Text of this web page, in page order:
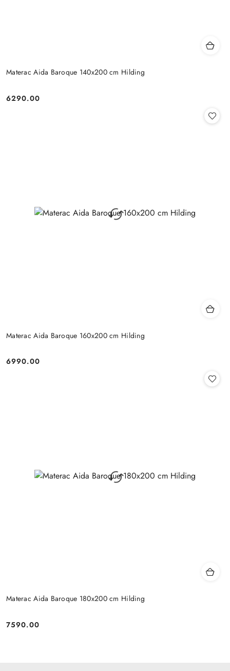
Materac Aida Baroque 140x200 cm Hilding
Cena:
6290.00
Materac Aida Baroque 160x200 cm Hilding
Cena:
6990.00
Materac Aida Baroque 180x200 cm Hilding
Cena:
7590.00